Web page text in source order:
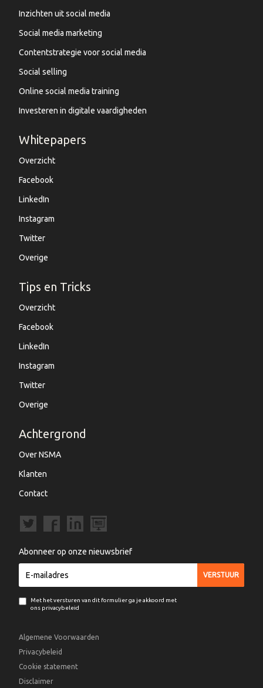
Inzichten uit social media
Social media marketing
Contentstrategie voor social media
Social selling
Online social media training
Investeren in digitale vaardigheden
Whitepapers
Overzicht
Facebook
LinkedIn
Instagram
Twitter
Overige
Tips en Tricks
Overzicht
Facebook
LinkedIn
Instagram
Twitter
Overige
Achtergrond
Over NSMA
Klanten
Contact
Abonneer op onze nieuwsbrief
Met het versturen van dit formulier ga je akkoord met
ons privacybeleid
Algemene Voorwaarden
Privacybeleid
Cookie statement
Disclaimer